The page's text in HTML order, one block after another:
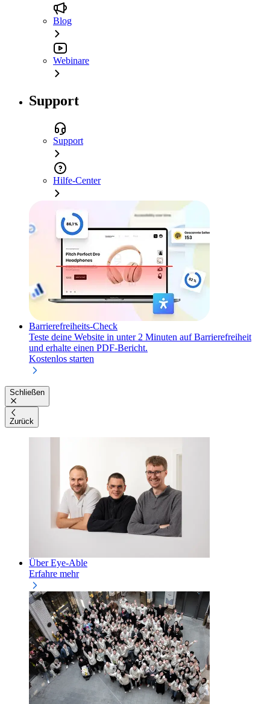
Blog
Webinare
Support
Support
Hilfe-Center
Barrierefreiheits-Check
Teste deine Website in unter 2 Minuten auf Barrierefreiheit
und erhalte einen PDF-Bericht.
Kostenlos starten
Schließen
Zurück
Über Eye-Able
Erfahre mehr